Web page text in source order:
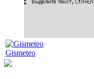
Gismeteo